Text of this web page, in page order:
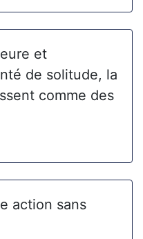
et
de solitude, la
comme des
action sans